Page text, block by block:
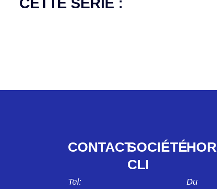
CONTACT
Tel:
SOCIÉTÉ
CLI
Du